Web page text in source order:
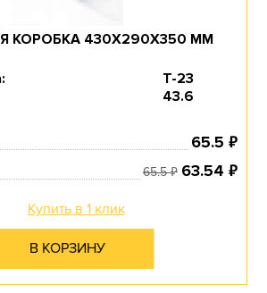
КОРОБКА 430Х290Х350 ММ
Т-23
43.6
65.5 ₽
65.5₽ 63.54 ₽
Купить в 1 клик
В КОРЗИНУ